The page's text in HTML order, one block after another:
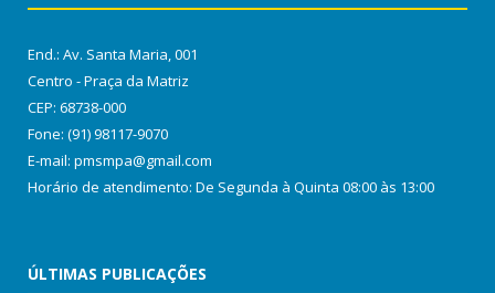
End.: Av. Santa Maria, 001
Centro - Praça da Matriz
CEP: 68738-000
Fone: (91) 98117-9070
E-mail: pmsmpa@gmail.com
Horário de atendimento: De Segunda à Quinta 08:00 às 13:00
ÚLTIMAS PUBLICAÇÕES